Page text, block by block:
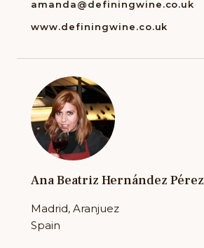
amanda@definingwine.co.uk
www.definingwine.co.uk
Ana Beatriz Hernández Pérez
Madrid, Aranjuez
Spain